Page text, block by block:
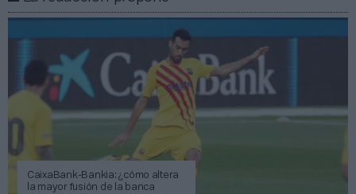
CaixaBank-Bankia: ¿cómo altera
la mayor fusión de la banca